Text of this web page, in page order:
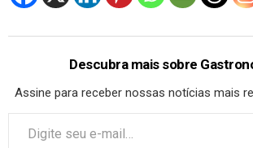
Descubra mais sobre
Assine para receber nossas notícias mais